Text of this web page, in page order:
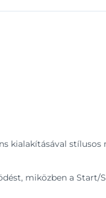
kialakításával stílusos
miközben a Start/